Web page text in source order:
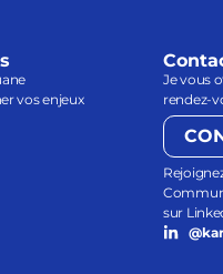
vos enjeux
Je vous
rendez-
sur